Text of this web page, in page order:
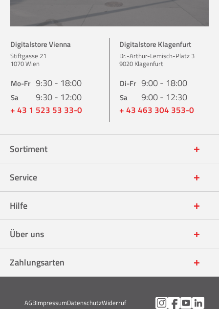
Digitalstore Vienna
Stiftgasse 21
1070 Wien
Mo-Fr 9:30 - 18:00
Sa 9:30 - 12:00
+ 43 1 523 53 33-0
Digitalstore Klagenfurt
Dr.-Arthur-Lemisch-Platz 3
9020 Klagenfurt
Di-Fr 9:00 - 18:00
Sa 9:00 - 12:30
+ 43 463 304 353-0
Sortiment
Service
Hilfe
Über uns
Zahlungsarten
AGBImpressumDatenschutzWiderruf